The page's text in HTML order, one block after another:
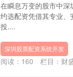
在瞬息万变的股市中
约选配资凭借其专业
投....
深圳股票配资系统开发
阅读： 160 栏目： 财